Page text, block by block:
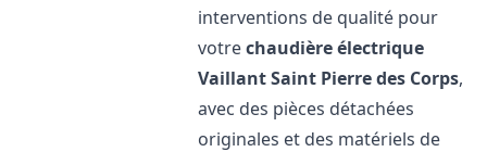
interventions de qualité pour
votrechaudière électrique
VaillantSaint Pierre des Corps,
avec des pièces détachées
originales et des matériels de